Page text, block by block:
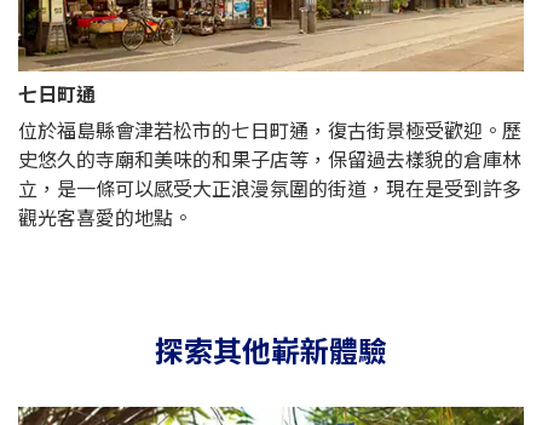
七日町通
位於福島縣會津若松市的七日町通，復古街景極受歡迎。歷
史悠久的寺廟和美味的和果子店等，保留過去樣貌的倉庫林
立，是一條可以感受大正浪漫氛圍的街道，現在是受到許多
觀光客喜愛的地點。
探索其他嶄新體驗